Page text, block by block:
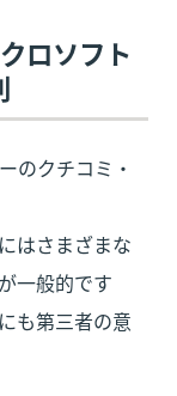
ロソフト
のクチコミ・
はさまざまな
一般的です
も第三者の意